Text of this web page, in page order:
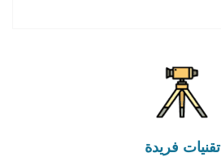
تقنيات فريدة